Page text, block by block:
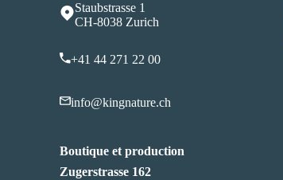
Staubstrasse 1
CH-8038 Zurich
+41 44 271 22 00
info@kingnature.ch
Boutique et production
Zugerstrasse 162